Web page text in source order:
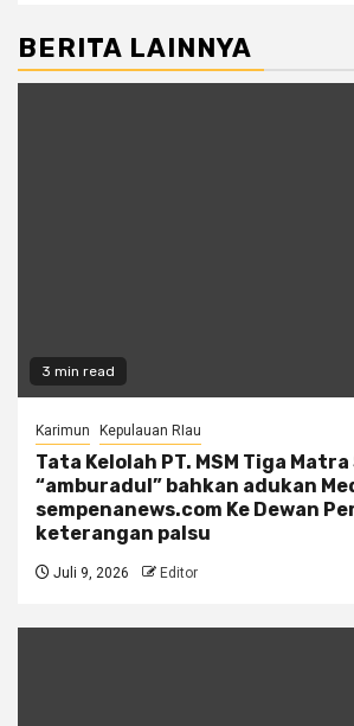
BERITA LAINNYA
3 min read
Karimun Kepulauan RIau
Tata Kelolah PT. MSM Tiga
“amburadul” bahkan adukan
sempenanews.com Ke Dewan
keterangan palsu
Juli 9, 2026 Editor